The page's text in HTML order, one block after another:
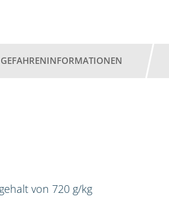
GEFAHRENINFORMATIONEN
von 720 g/kg